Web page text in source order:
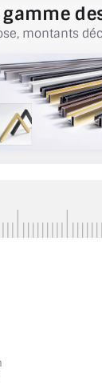
montants